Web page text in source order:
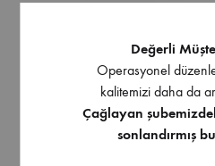
Akordiyon Menteşe 118mm
Değerli
Operasyonel
kalitemizi daha da
Çağlayan
sonlandırmış